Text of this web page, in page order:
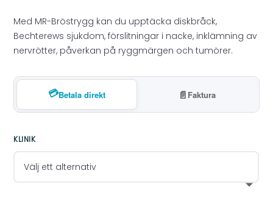
Med MR-Bröstrygg kan du upptäcka diskbråck,
Bechterews sjukdom, förslitningar i nacke, inklämning av
nervrötter, påverkan på ryggmärgen och tumörer.
💳Betala direkt 📄 Faktura
KLINIK